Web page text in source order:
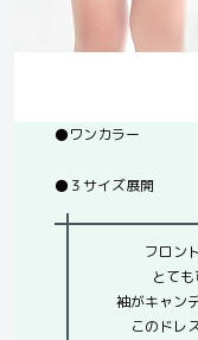
⚫️ワンカラー
⚫️３サイズ展開
フロン
とて
袖がキャン
このドレ